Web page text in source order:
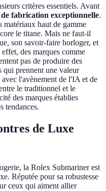
critères essentiels. Avant
fabrication exceptionnelle.
matériaux haut de gamme
le titane. Mais ne faut-il
son savoir-faire horloger, et
des marques comme
pas de produire des
qui prennent une valeur
l'avènement de l'IA et de
le traditionnel et le
des marques établies
tendances.
de Luxe
la Rolex Submariner est
Réputée pour sa robustesse
ceux qui aiment allier